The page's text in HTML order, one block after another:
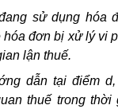
sử dụng hóa
hóa đơn bị xử lý vi
lận thuế.
dẫn tại điểm
thuế trong thời